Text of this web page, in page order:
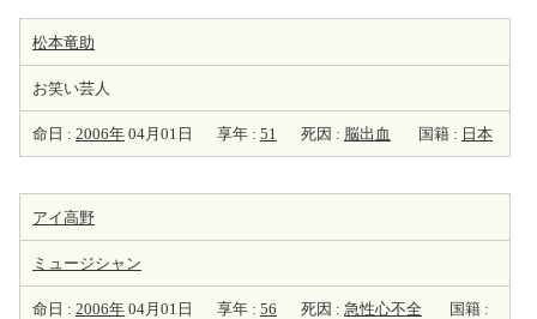
松本竜助
お笑い芸人
命日 : 2006年 04月01日 享年 : 51 死因 : 脳出血 国籍 : 日本
アイ高野
ミュージシャン
命日 : 2006年 04月01日 享年 : 56 死因 : 急性心不全
国籍 :